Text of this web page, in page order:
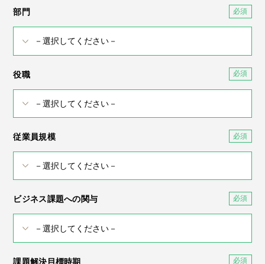
部門
役職
従業員規模
ビジネス課題への関与
課題解決目標時期